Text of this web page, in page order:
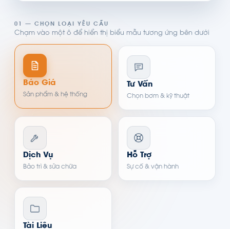
01 — CHỌN LOẠI YÊU CẦU
Chạm vào một ô để hiển thị biểu mẫu tương ứng bên dưới
Báo Giá
Sản phẩm & hệ thống
Tư Vấn
Chọn bơm & kỹ thuật
Dịch Vụ
Bảo trì & sửa chữa
Hỗ Trợ
Sự cố & vận hành
Tài Liệu